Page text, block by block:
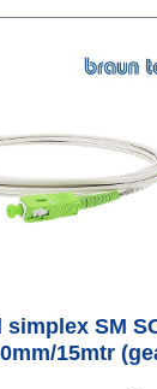
simplex SM
15mtr